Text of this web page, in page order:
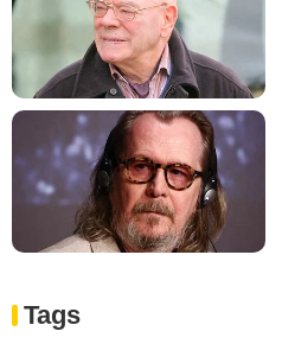
Tags